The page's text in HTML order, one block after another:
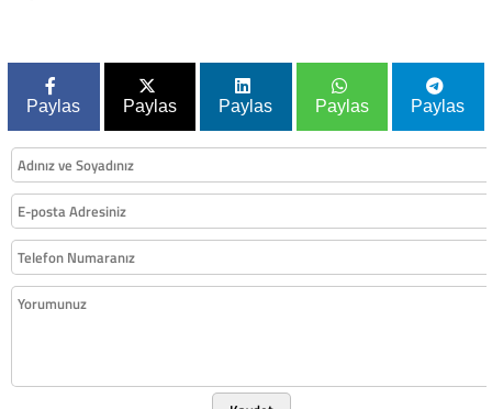
Paylas Paylas Paylas Paylas Paylas